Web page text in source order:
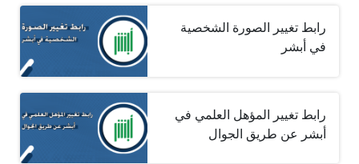
رابط تغيير الصورة الشخصية
في أبشر
رابط تغيير المؤهل العلمي في
أبشر عن طريق الجوال